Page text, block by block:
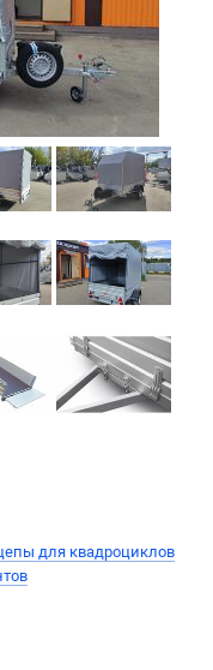
для квадроциклов